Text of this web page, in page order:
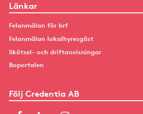
Länkar
Felanmälan för brf
Felanmälan lokalhyresgäst
Skötsel- och driftanvisningar
Boportalen
Följ Credentia AB